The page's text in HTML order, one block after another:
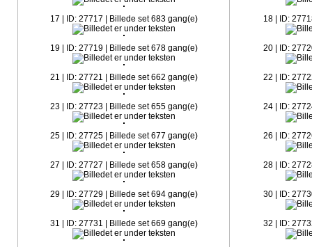
17 | ID: 27717 | Billede set 683 gang(e) 18 | ID:
19 | ID: 27719 | Billede set 678 gang(e) 20 | ID:
21 | ID: 27721 | Billede set 662 gang(e) 22 | ID:
23 | ID: 27723 | Billede set 655 gang(e) 24 | ID:
25 | ID: 27725 | Billede set 677 gang(e) 26 | ID:
27 | ID: 27727 | Billede set 658 gang(e) 28 | ID:
29 | ID: 27729 | Billede set 694 gang(e) 30 | ID:
31 | ID: 27731 | Billede set 669 gang(e) 32 | ID: